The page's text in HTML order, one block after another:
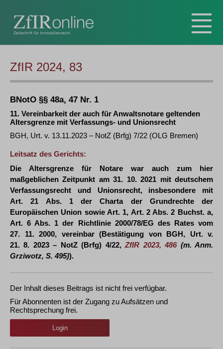
ZfIR 2024, 83
BNotO §§ 48a, 47 Nr. 1
11. Vereinbarkeit der auch für Anwaltsnotare geltenden
Altersgrenze mit Verfassungs- und Unionsrecht
BGH, Urt. v. 13.11.2023 – NotZ (Brfg) 7/22 (OLG Bremen)
Leitsatz des Gerichts:
Die Altersgrenze für Notare war auch zum hier
maßgeblichen Zeitpunkt am 31. 10. 2021 mit deutschem
Verfassungsrecht und Unionsrecht, insbesondere mit
Art. 21 Abs. 1 der Charta der Grundrechte der
Europäischen Union sowie Art. 1, Art. 2 Abs. 2 Buchst. a,
Art. 6 Abs. 1 der Richtlinie 2000/78/EG des Rates vom
27. 11. 2000, vereinbar (Bestätigung von BGH, Urt. v.
21. 8. 2023 – NotZ (Brfg) 4/22,ZfIR 2023, 486(m. Anm.
Grziwotz, S. 495)).
Der Inhalt dieses Beitrags ist nicht frei verfügbar.
Für Abonnenten ist der Zugang zu Aufsätzen und
Rechtsprechung frei.
Login